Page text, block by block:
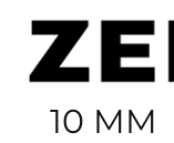
Inicio /
10 MM